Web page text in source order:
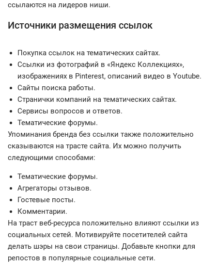
ссылаются на лидеров ниши.
Источники размещения ссылок
Покупка ссылок на тематических сайтах.
Ссылки из фотографий в «Яндекс Коллекциях»,
изображениях в Pinterest, описаний видео в Youtube.
Сайты поиска работы.
Странички компаний на тематических сайтах.
Сервисы вопросов и ответов.
Тематические форумы.
Упоминания бренда без ссылки также положительно
сказываются на трасте сайта. Их можно получить
следующими способами:
Тематические форумы.
Агрегаторы отзывов.
Гостевые посты.
Комментарии.
На траст веб-ресурса положительно влияют ссылки из
социальных сетей. Мотивируйте посетителей сайта
делать шэры на свои страницы. Добавьте кнопки для
репостов в популярные социальные сети.